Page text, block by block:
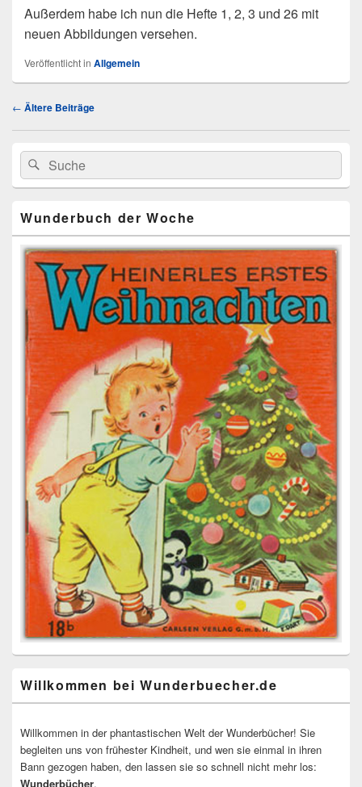
Außerdem habe ich nun die Hefte 1, 2, 3 und 26 mit
neuen Abbildungen versehen.
Veröffentlicht in Allgemein
Beitragsnavigation
← Ältere Beiträge
Primärer
Seitenleisten
Widget-
Bereich
Search
for:
Suche
Wunderbuch der Woche
Willkommen bei Wunderbuecher.de
Willkommen in der phantastischen Welt der Wunderbücher! Sie
begleiten uns von frühester Kindheit, und wen sie einmal in ihren
Bann gezogen haben, den lassen sie so schnell nicht mehr los:
Wunderbücher.